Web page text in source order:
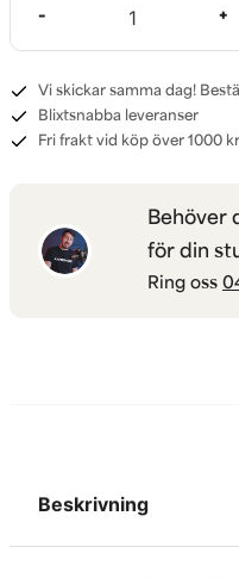
- +
Vi skickar samma dag!
Blixtsnabba leveranser
Fri frakt vid köp över 1000
Behöver
för din
Ring oss
Beskrivning